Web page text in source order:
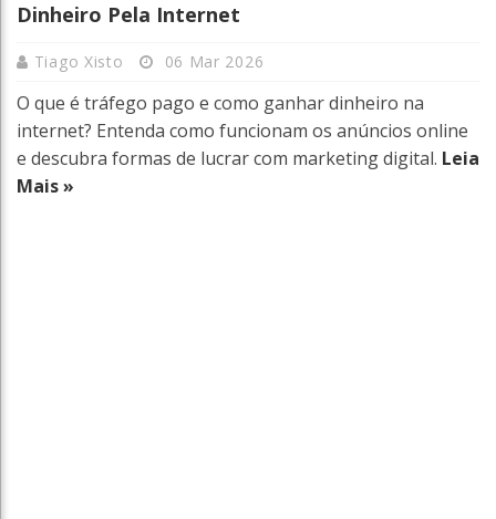
Dinheiro Pela Internet
Tiago Xisto 06 Mar 2026
O que é tráfego pago e como ganhar dinheiro na
internet? Entenda como funcionam os anúncios online
e descubra formas de lucrar com marketing digital. Leia
Mais »